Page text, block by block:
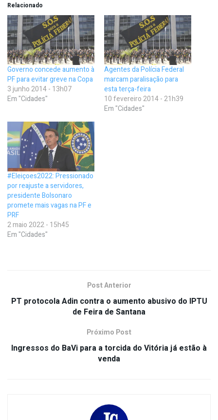
Relacionado
Governo concede aumento à
PF para evitar greve na Copa
3 junho 2014 - 13h07
Em "Cidades"
Agentes da Polícia Federal
marcam paralisação para
esta terça-feira
10 fevereiro 2014 - 21h39
Em "Cidades"
#Eleiçoes2022: Pressionado
por reajuste a servidores,
presidente Bolsonaro
promete mais vagas na PF e
PRF
2 maio 2022 - 15h45
Em "Cidades"
Post Anterior
PT protocola Adin contra o aumento abusivo do IPTU
de Feira de Santana
Próximo Post
Ingressos do BaVi para a torcida do Vitória já estão à
venda